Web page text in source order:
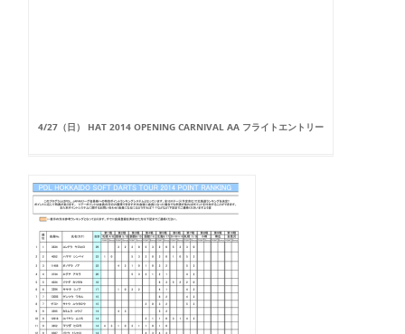
4/27（日） HAT 2014 OPENING CARNIVAL AA フライトエントリー